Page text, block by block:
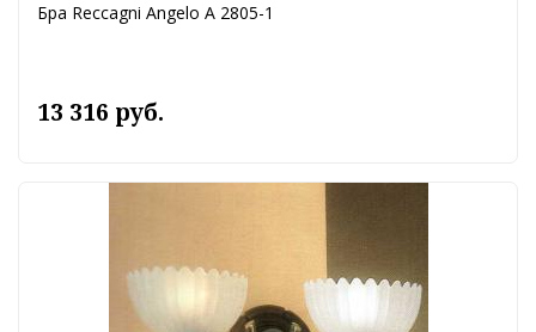
Бра Reccagni Angelo A 2805-1
13 316 руб.